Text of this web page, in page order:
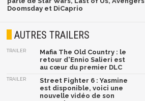
Doomsday et DiCaprio
AUTRES TRAILERS
TRAILER
Mafia The Old Country : le
retour d'Ennio Salieri est
au cœur du premier DLC
TRAILER
Street Fighter 6 : Yasmine
est disponible, voici une
nouvelle vidéo de son